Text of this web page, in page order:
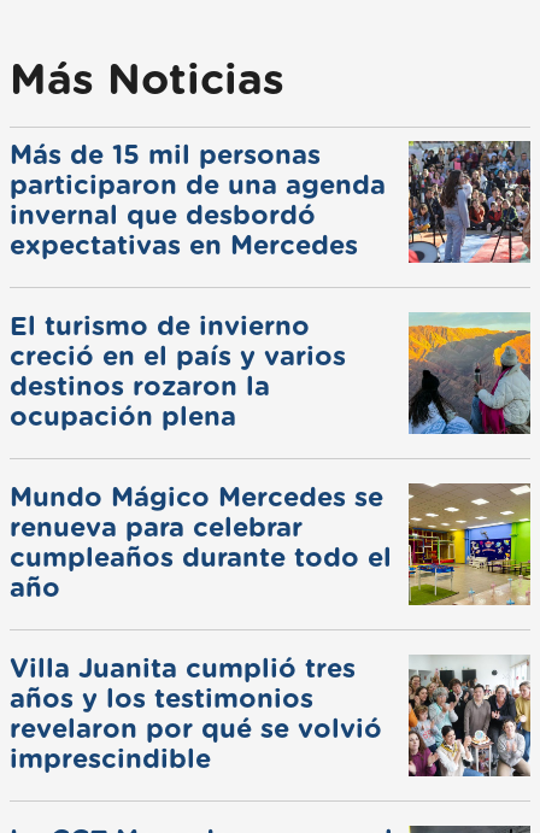
Más Noticias
Más de 15 mil personas
participaron de una agenda
invernal que desbordó
expectativas en Mercedes
El turismo de invierno
creció en el país y varios
destinos rozaron la
ocupación plena
Mundo Mágico Mercedes se
renueva para celebrar
cumpleaños durante todo el
año
Villa Juanita cumplió tres
años y los testimonios
revelaron por qué se volvió
imprescindible